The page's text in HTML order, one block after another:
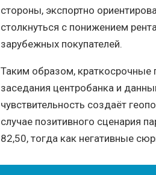
стороны, экспортно
столкнуться с понижением
зарубежных покупателей.
Таким образом, краткосрочные
заседания центробанка и
чувствительность создаёт
случае позитивного сценария
82,50, тогда как негативные